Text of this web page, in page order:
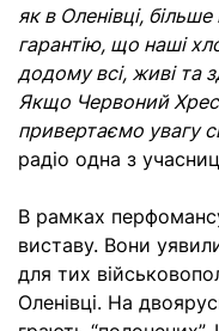
як в Оленівці,
гарантію, що наші
додому всі, живі та
Якщо Червоний
привертаємо увагу
радіо одна з
В рамках
виставу. Вони
для тих
Оленівці. На